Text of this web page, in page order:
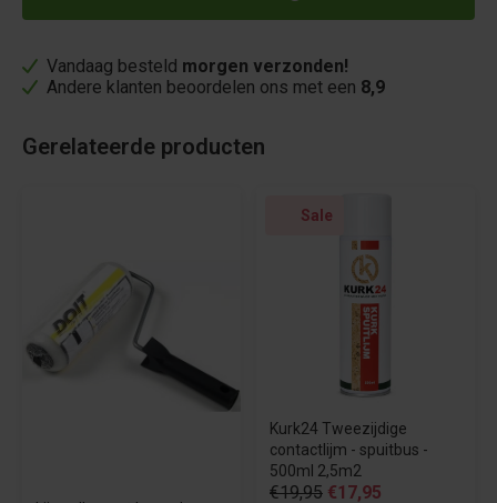
Vandaag besteld morgen verzonden!
Andere klanten beoordelen ons met een 8,9
Gerelateerde producten
Sale
Kurk24 Tweezijdige
contactlijm - spuitbus -
500ml 2,5m2
€19,95 €17,95